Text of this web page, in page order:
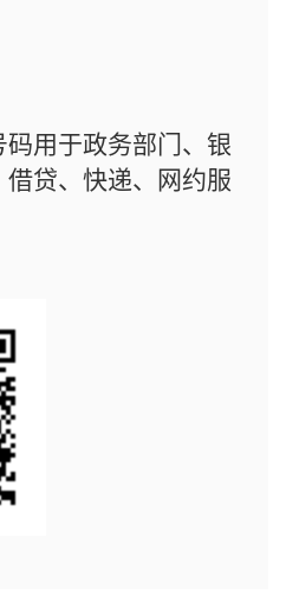
用于政务部门、银
贷、快递、网约服